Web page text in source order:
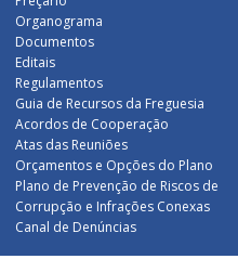
Organograma
Documentos
Editais
Regulamentos
Guia de Recursos da Freguesia
Acordos de Cooperação
Atas das Reuniões
Orçamentos e Opções do Plano
Plano de Prevenção de Riscos de
Corrupção e Infrações Conexas
Canal de Denúncias